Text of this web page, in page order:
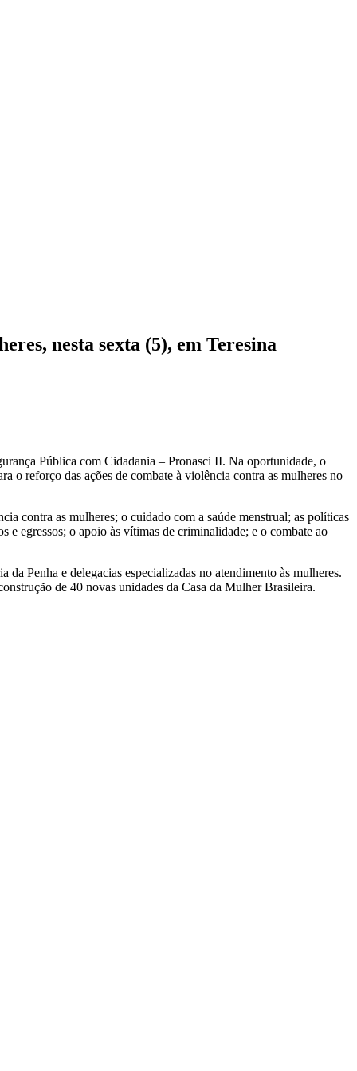
nesta sexta (5), em Teresina
Pública com Cidadania – Pronasci II. Na oportunidade, o
o reforço das ações de combate à violência contra as mulheres no
contra as mulheres; o cuidado com a saúde menstrual; as políticas
egressos; o apoio às vítimas de criminalidade; e o combate ao
Penha e delegacias especializadas no atendimento às mulheres.
de 40 novas unidades da Casa da Mulher Brasileira.